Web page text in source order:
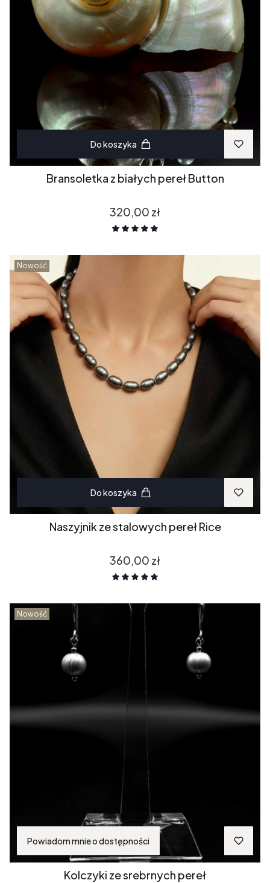
Do koszyka
Bransoletka z białych pereł Button
Cena
320,00 zł
Nowość
Do koszyka
Naszyjnik ze stalowych pereł Rice
Cena
360,00 zł
Nowość
Powiadom mnie o dostępności
Kolczyki ze srebrnych pereł